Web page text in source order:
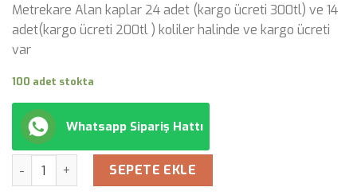
Metrekare Alan kaplar 24 adet (kargo ücreti 300tl) ve 14
adet(kargo ücreti 200tl ) koliler halinde ve kargo ücreti
var
100 adet stokta
Whatsapp Sipariş Hattı
Miktar SEPETE EKLE